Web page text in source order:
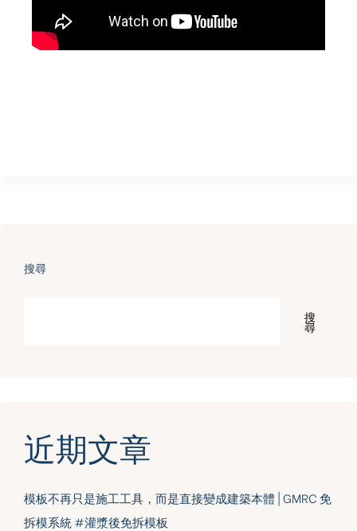
搜尋
搜
尋
近期文章
模板不再只是施工工具，而是直接變成建築本體 | GMRC 免
拆模系統 #灌漿後免拆模板